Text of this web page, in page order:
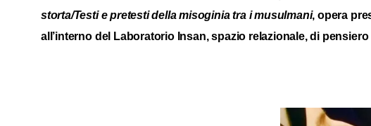
storta/Testi e pretesti della misoginia tra i musulmani, opera
all’interno del Laboratorio Insan, spazio relazionale, di